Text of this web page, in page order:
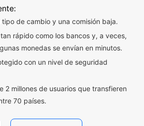
de cambio y una comisión baja.
rápido como los bancos y, a veces,
monedas se envían en minutos.
con un nivel de seguridad
2 millones de usuarios que transfieren
70 países.